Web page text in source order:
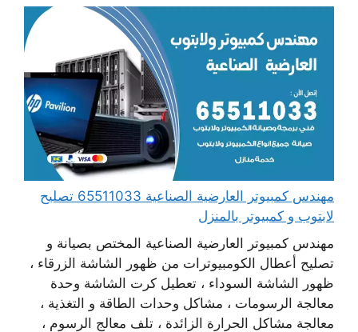
مهندس كمبيوتر العارضية الصناعية 65511033 تصليح
لابتوب و كمبيوتر بالمنزل
مهندس كمبيوتر العارضية الصناعية المختص بصيانة و
تصليح أعطال الكومبيوترات من ظهور الشاشة الزرقاء ،
ظهور الشاشة السوداء ، تعطيل كرت الشاشة وحدة
معالجة الرسومات ، مشاكل وحدات الطاقة و التغذية ،
معالجة مشاكل الحرارة الزائدة ، تلف معالج الرسوم ،